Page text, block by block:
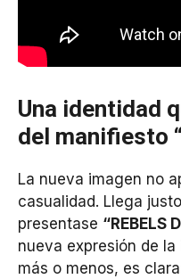
Una identidad
del manifiesto
La nueva imagen no
casualidad. Llega
presentase “REBELS
nueva expresión de
más o menos, es